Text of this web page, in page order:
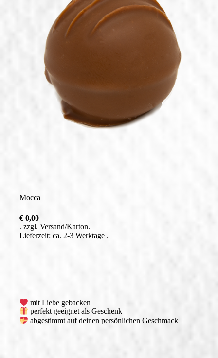
Saisonale Produkte
Sandwich & Brötchen
Geschenkideen
Alle Produkte
Filialen & Öffnungszeiten
Mocca
€ 0,00
zzgl. Versand
Lieferzeit: ca. 2-3 Werktage
mit Liebe gebacken
perfekt geeignet als Geschenk
abgestimmt auf deinen persönlichen Geschmack